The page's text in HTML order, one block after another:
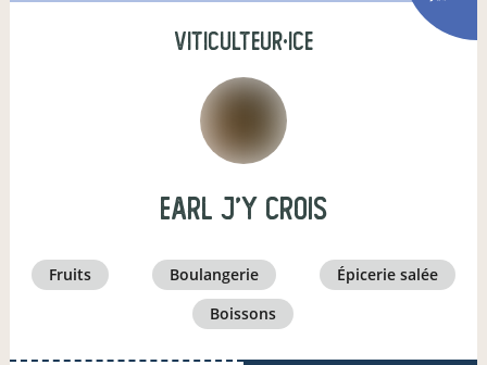
viticulteur·ice
earl j'y crois
fruits boulangerie
épicerie salée
boissons